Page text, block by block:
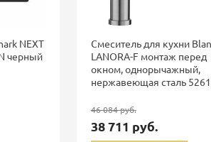
NEXT
черный
Смеситель для кухни
LANORA-F монтаж перед
окном, однорычажный,
нержавеющая сталь
46 084 руб.
38 711 руб.